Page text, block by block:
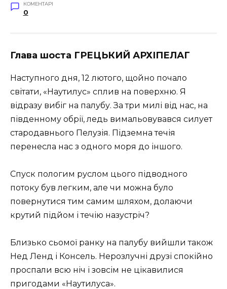
КОМЕНТАРІ
0
Глава шоста ГРЕЦЬКИЙ АРХІПЕЛАГ
Наступного дня, 12 лютого, щойно почало
світати, «Наутилус» сплив на поверхню. Я
відразу вибіг на палубу. За три милі від нас, на
південному обрії, ледь вимальовувався силует
стародавнього Пелузія. Підземна течія
перенесла нас з одного моря до іншого.
Спуск пологим руслом цього підводного
потоку був легким, але чи можна було
повернутися тим самим шляхом, долаючи
крутий підйом і течію назустріч?
Близько сьомої ранку на палубу вийшли також
Нед Ленд і Консель. Нерозлучні друзі спокійно
проспали всю ніч і зовсім не цікавилися
пригодами «Наутилуса».